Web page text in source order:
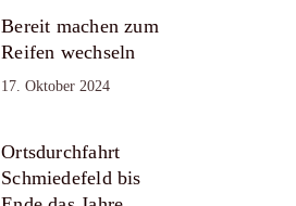
Bereit machen zum
Reifen wechseln
17. Oktober 2024
Ortsdurchfahrt
Schmiedefeld bis